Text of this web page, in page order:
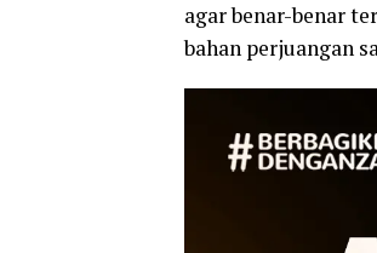
agar benar-benar
bahan perjuangan